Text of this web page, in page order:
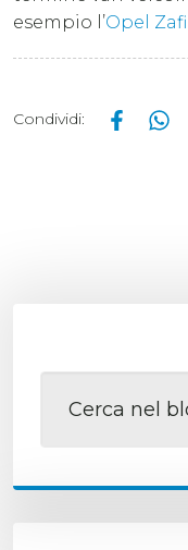
esempio l’Opel
Condividi: